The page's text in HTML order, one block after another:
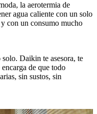
la aerotermia de
agua caliente con un solo
con un consumo mucho
Daikin te asesora, te
de que todo
sin sustos, sin